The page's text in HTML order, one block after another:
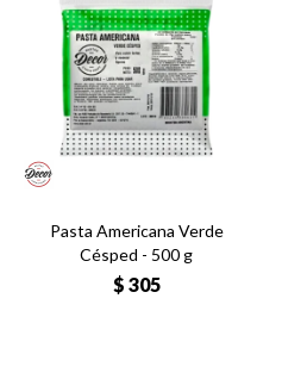
Pasta Americana Verde
Césped - 500 g
$ 305